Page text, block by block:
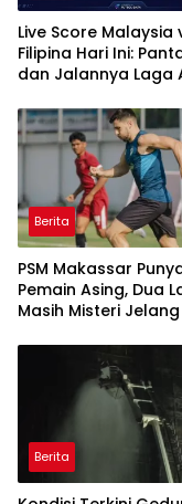
Live Score Malaysia
Filipina Hari Ini:
dan Jalannya Laga
Berita
PSM Makassar
Pemain Asing, Dua
Masih Misteri
Berita